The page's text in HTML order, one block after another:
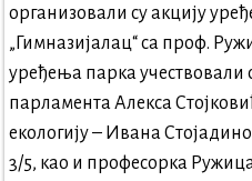
организовали су акцију
„Гимназијалац“ са проф.
уређења парка учествовали
парламента Алекса
екологију – Ивана
3/5, као и професорка